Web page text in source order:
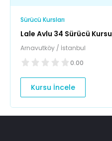
Sürücü Kursları
Lale Avlu 34 Sürücü Kursu
Arnavutköy / İstanbul
0.00
Kursu İncele